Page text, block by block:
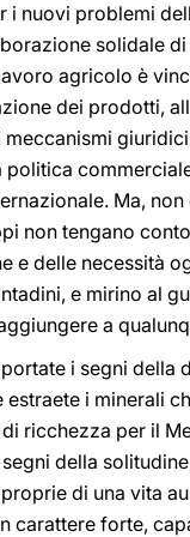
i nuovi problemi
solidale
agricolo è
dei prodotti,
politica
Ma,
non tengano
e delle necessità
e mirino al
a
i segni della
estraete i minerali
ricchezza per il
della
di una vita
carattere forte,